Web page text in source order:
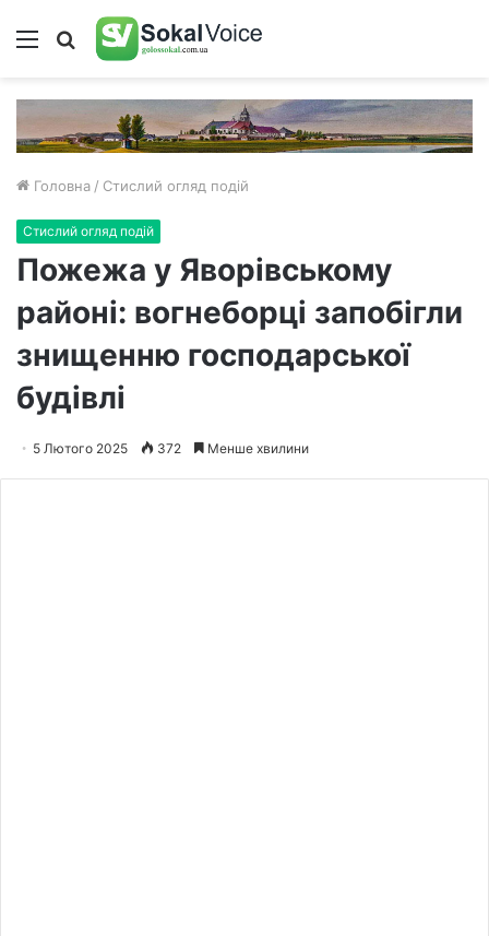
Меню Пошук
Головна / Стислий огляд подій
Стислий огляд подій
Пожежа у Яворівському
районі: вогнеборці запобігли
знищенню господарської
будівлі
5 Лютого 2025 372 Менше хвилини